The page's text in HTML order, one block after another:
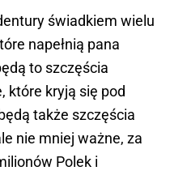
świadkiem wielu
napełnią pana
to szczęścia
które kryją się pod
także szczęścia
nie mniej ważne, za
Polek i